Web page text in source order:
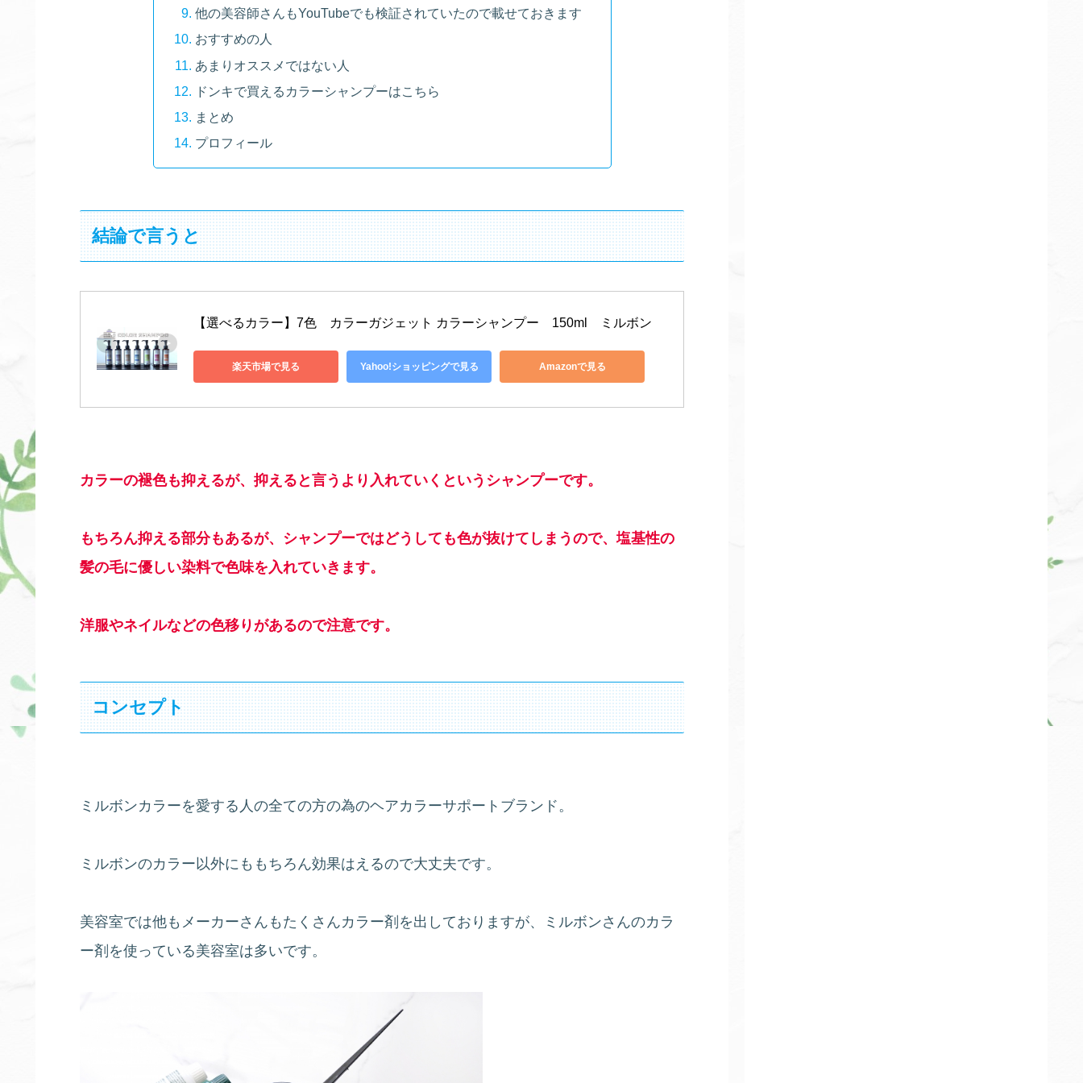
他の美容師さんもYouTubeでも検証されていたので載せておきます
おすすめの人
あまりオススメではない人
ドンキで買えるカラーシャンプーはこちら
まとめ
プロフィール
結論で言うと
【選べるカラー】7色　カラーガジェット カラーシャンプー　150ml　ミルボン
楽天市場で見る Yahoo!ショッピングで見る Amazonで見る
カラーの褪色も抑えるが、抑えると言うより入れていくというシャンプーです。
もちろん抑える部分もあるが、シャンプーではどうしても色が抜けてしまうので、塩基性の
髪の毛に優しい染料で色味を入れていきます。
洋服やネイルなどの色移りがあるので注意です。
コンセプト
ミルボンカラーを愛する人の全ての方の為のヘアカラーサポートブランド。
ミルボンのカラー以外にももちろん効果はえるので大丈夫です。
美容室では他もメーカーさんもたくさんカラー剤を出しておりますが、ミルボンさんのカラ
ー剤を使っている美容室は多いです。